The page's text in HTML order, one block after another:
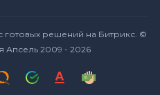
готовых решений на Битрикс . ©
Апсель2009 - 2026